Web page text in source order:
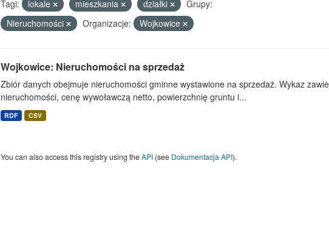
Tagi: lokale mieszkania działki
Grupy:
Nieruchomości
Organizacje: Wojkowice
Wojkowice: Nieruchomości na sprzedaż
Zbiór danych obejmuje nieruchomości gminne wystawione na sprzedaż. Wykaz
nieruchomości, cenę wywoławczą netto, powierzchnię gruntu i...
RDF CSV
You can also access this registry using theAPI(see Dokumentacja API).